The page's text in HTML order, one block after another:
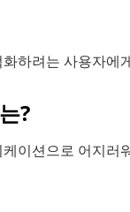
하려는 사용자에
?
이션으로 어지러